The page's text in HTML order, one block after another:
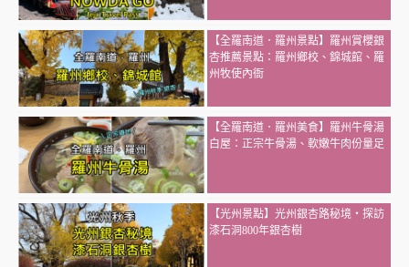
【全羅南道．羅州景點】羅州賞櫻銀
杏推薦景點：羅州鄉校、錦城館、羅
州牧使內衙
【全羅南道．羅州美食】羅州牛骨湯
白屋：正宗牛骨湯、軟嫩牛肉份量足
【光州景點】光州銀杏路秘境・探訪
漆石洞800年銀杏樹